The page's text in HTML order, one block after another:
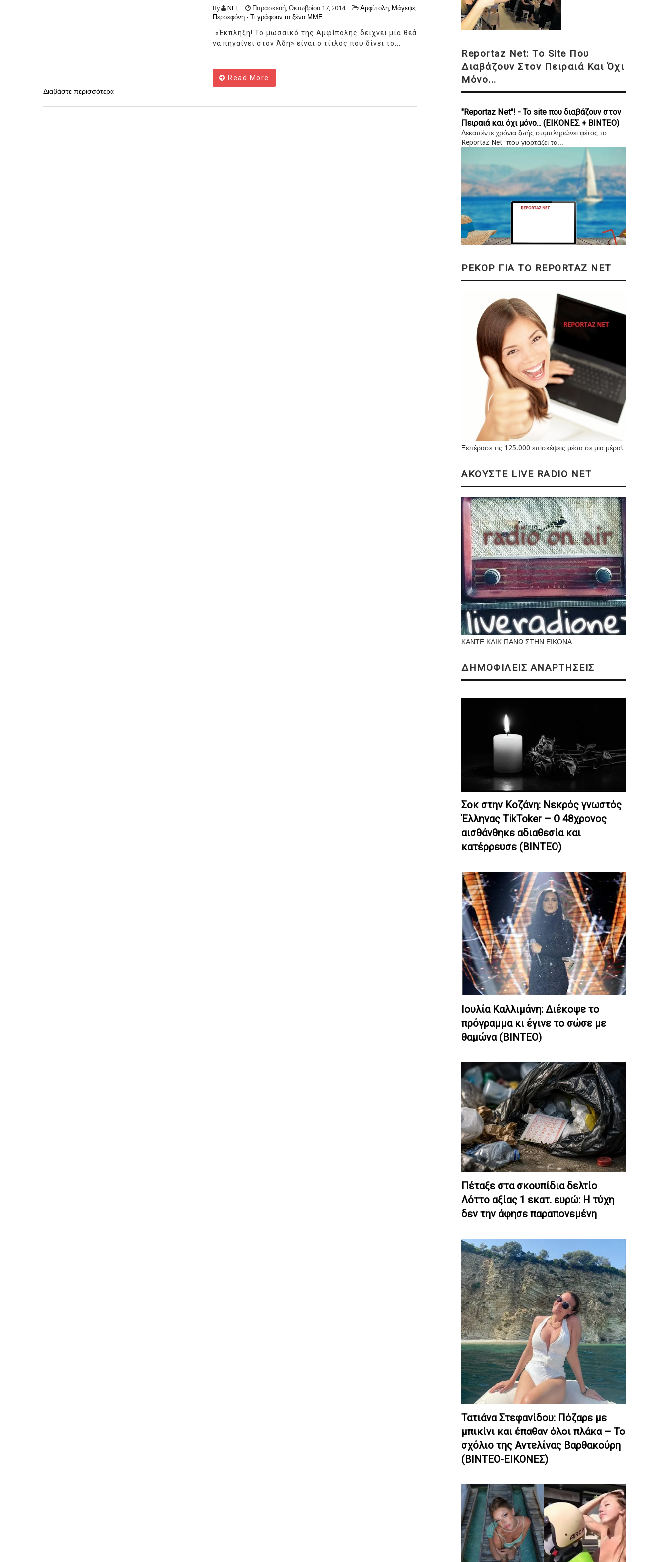
By NET Παρασκευή, Οκτωβρίου 17, 2014 Αμφίπολη, Μάγεψε,
Περσεφόνη - Τι γράφουν τα ξένα ΜΜΕ
«Έκπληξη! Το μωσαϊκό της Αμφίπολης δείχνει μία θεά
να πηγαίνει στον Άδη» είναι ο τίτλος που δίνει το...
Read More
Διαβάστε περισσότερα
Reportaz Net: Το Site Που
Διαβάζουν Στον Πειραιά Και Όχι
Μόνο...
"Reportaz Net"! - Το site που διαβάζουν στον
Πειραιά και όχι μόνο... (ΕΙΚΟΝΕΣ + ΒΙΝΤΕΟ)
Δεκαπέντε χρόνια ζωής συμπληρώνει φέτος το
Reportaz Net που γιορτάζει τα...
ΡΕΚΟΡ ΓΙΑ ΤΟ REPORTAZ NET
Ξεπέρασε τις 125.000 επισκέψεις μέσα σε μια μέρα!
ΑΚΟΥΣΤΕ LIVE RADIO NET
ΚΑΝΤΕ ΚΛΙΚ ΠΑΝΩ ΣΤΗΝ ΕΙΚΟΝΑ
ΔΗΜΟΦΙΛΕΙΣ ΑΝΑΡΤΗΣΕΙΣ
Σοκ στην Κοζάνη: Nεκρός γνωστός
Έλληνας TikToker – Ο 48χρονος
αισθάνθηκε αδιαθεσία και
κατέρρευσε (ΒΙΝΤΕΟ)
Ιουλία Καλλιμάνη: Διέκοψε το
πρόγραμμα κι έγινε το σώσε με
θαμώνα (ΒΙΝΤΕΟ)
Πέταξε στα σκουπίδια δελτίο
Λόττο αξίας 1 εκατ. ευρώ: Η τύχη
δεν την άφησε παραπονεμένη
Τατιάνα Στεφανίδου: Πόζαρε με
μπικίνι και έπαθαν όλοι πλάκα – Το
σχόλιο της Αντελίνας Βαρθακούρη
(ΒΙΝΤΕΟ-ΕΙΚΟΝΕΣ)